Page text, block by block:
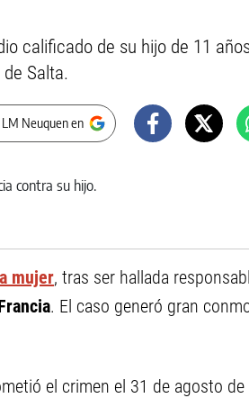
calificado de su hijo de 11
Salta.
Neuquen en
mujer, tras ser hallada
. El caso generó gran
el crimen el 31 de agosto